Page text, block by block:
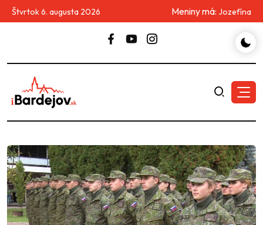
Štvrtok 6. augusta 2026 Meniny má: Jozefína